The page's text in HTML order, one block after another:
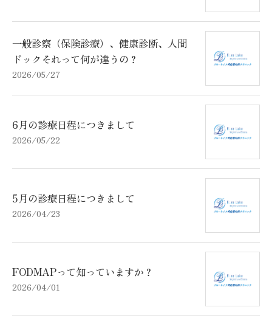
一般診察（保険診療）、健康診断、人間
ドックそれって何が違うの？
2026/05/27
6月の診療日程につきまして
2026/05/22
5月の診療日程につきまして
2026/04/23
FODMAPって知っていますか？
2026/04/01